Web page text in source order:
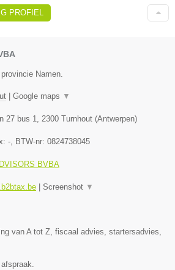
PROFIEL
Namen.
Google maps ▼
27 bus 1, 2300 Turnhout (Antwerpen)
-, BTW-nr: 0824738045
BVBA
Screenshot ▼
van A tot Z, fiscaal advies, startersadvies,